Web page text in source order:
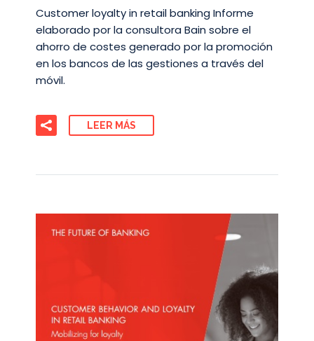
Customer loyalty in retail banking Informe
elaborado por la consultora Bain sobre el
ahorro de costes generado por la promoción
en los bancos de las gestiones a través del
móvil.
LEER MÁS